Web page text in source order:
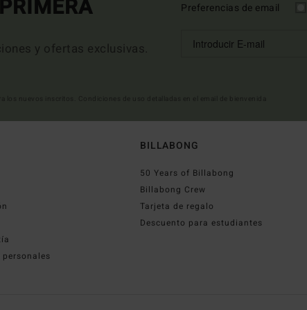
y ofertas exclusivas.
Preferencias de email
BILLABONG
50 Years of Billabong
Billabong Crew
Tarjeta de regalo
Descuento para estudiantes